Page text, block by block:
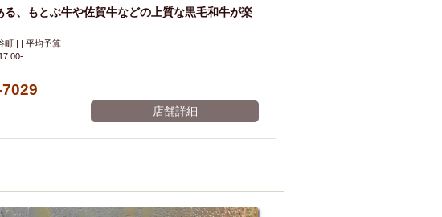
スキー テレビ 飲み会
掘りごたつ
理
マトン・ラム肉
洋食
5000円以上コース 地中海料理
鍋
トイレあり
入店１時間が安い
、もとぶ牛や佐賀牛などの上質な黒毛和牛が楽
町 | | 平均予算
店舗詳細